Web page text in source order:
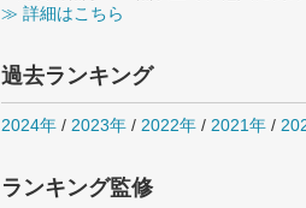
≫ 詳細はこちら
過去ランキング
2024年 / 2023年 / 2022年 / 2021年 /
ランキング監修